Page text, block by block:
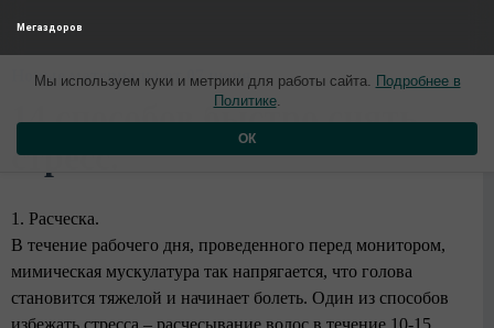
Мегаздоров
Мы используем куки и метрики для работы сайта. Подробнее в
Политике.
ОК
Новые материалы от 07 июня
14 способов быстро снять
стресс.
1. Расческа.
В течение рабочего дня, проведенного перед монитором,
мимическая мускулатура так напрягается, что голова
становится тяжелой и начинает болеть. Один из способов
избежать стресса – расчесывание волос в течение 10-15